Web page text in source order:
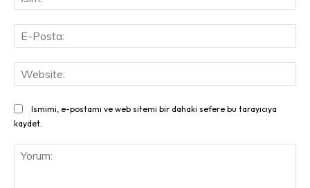
Ismimi, e-postamı ve web sitemi bir dahaki sefere bu tarayıcıya
kaydet.